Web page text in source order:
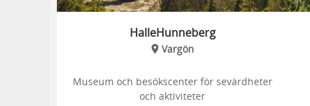
HalleHunneberg
Vargön
Museum och besökscenter för sevärdheter
och aktiviteter